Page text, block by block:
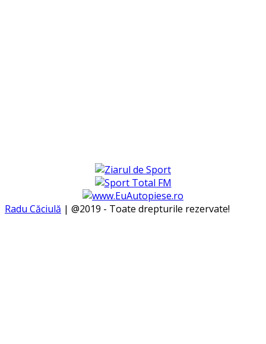
Radu Căciulă | @2019 - Toate drepturile rezervate!